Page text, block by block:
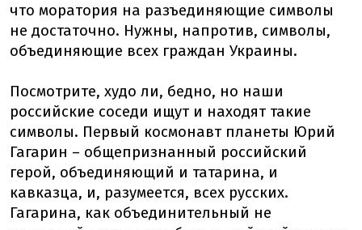
что моратория на разъединяющие символы
не достаточно. Нужны, напротив, символы,
объединяющие всех граждан Украины.
Посмотрите, худо ли, бедно, но наши
российские соседи ищут и находят такие
символы. Первый космонавт планеты Юрий
Гагарин – общепризнанный российский
герой, объединяющий и татарина, и
кавказца, и, разумеется, всех русских.
Гагарина, как объединительный не